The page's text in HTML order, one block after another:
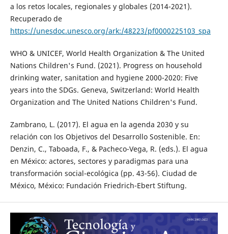
a los retos locales, regionales y globales (2014-2021).
Recuperado de
https://unesdoc.unesco.org/ark:/48223/pf0000225103_spa
WHO & UNICEF, World Health Organization & The United
Nations Children's Fund. (2021). Progress on household
drinking water, sanitation and hygiene 2000-2020: Five
years into the SDGs. Geneva, Switzerland: World Health
Organization and The United Nations Children's Fund.
Zambrano, L. (2017). El agua en la agenda 2030 y su
relación con los Objetivos del Desarrollo Sostenible. En:
Denzin, C., Taboada, F., & Pacheco-Vega, R. (eds.). El agua
en México: actores, sectores y paradigmas para una
transformación social-ecológica (pp. 43-56). Ciudad de
México, México: Fundación Friedrich-Ebert Stiftung.